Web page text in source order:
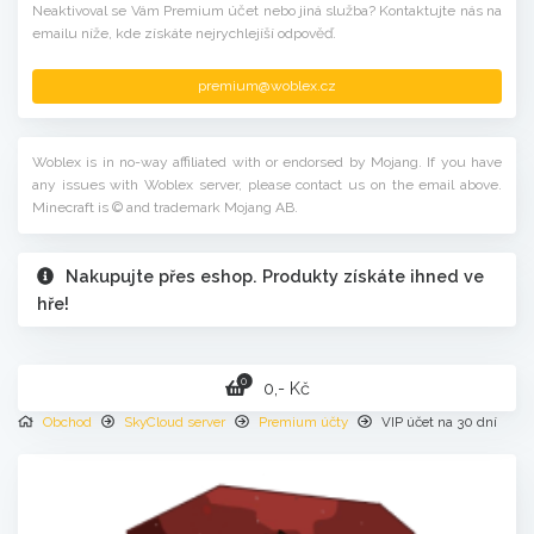
Neaktivoval se Vám Premium účet nebo jiná služba? Kontaktujte nás na
emailu níže, kde získáte nejrychlejíší odpověď.
premium@woblex.cz
Woblex is in no-way affiliated with or endorsed by Mojang. If you have
any issues with Woblex server, please contact us on the email above.
Minecraft is © and trademark Mojang AB.
Nakupujte přes eshop. Produkty získáte ihned ve
hře!
0 0,- Kč
Obchod SkyCloud server Premium účty VIP účet na 30 dní